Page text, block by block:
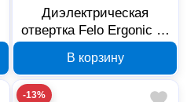
Диэлектрическая
отвертка Felo Ergonic E-
В корзину
-13%